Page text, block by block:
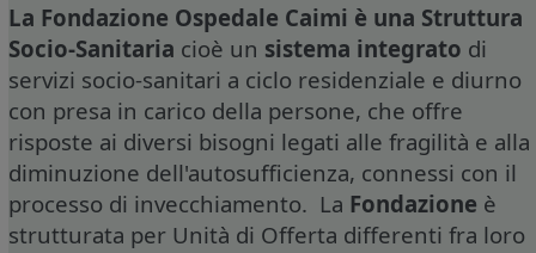
La Fondazione Ospedale Caimi è una Struttura
Socio-Sanitaria cioè un sistema integrato di
servizi socio-sanitari a ciclo residenziale e diurno
con presa in carico della persone, che offre
risposte ai diversi bisogni legati alle fragilità e alla
diminuzione dell'autosufficienza, connessi con il
processo di invecchiamento. La Fondazione è
strutturata per Unità di Offerta differenti fra loro